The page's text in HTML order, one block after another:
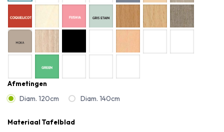
Afmetingen
Diam. 120cm Diam. 140cm
Materiaal Tafelblad